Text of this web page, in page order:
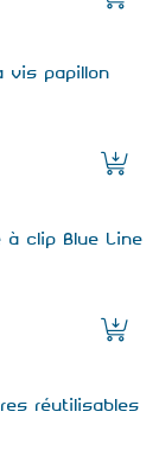
vis papillon
clip Blue Line
réutilisables